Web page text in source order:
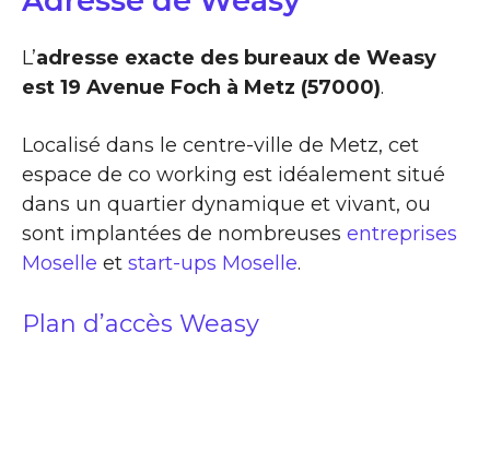
L’adresse exacte des bureaux de Weasy
est 19 Avenue Foch à Metz (57000).
Localisé dans le centre-ville de Metz, cet
espace de co working est idéalement situé
dans un quartier dynamique et vivant, ou
sont implantées de nombreuses entreprises
Moselle et start-ups Moselle.
Plan d’accès Weasy